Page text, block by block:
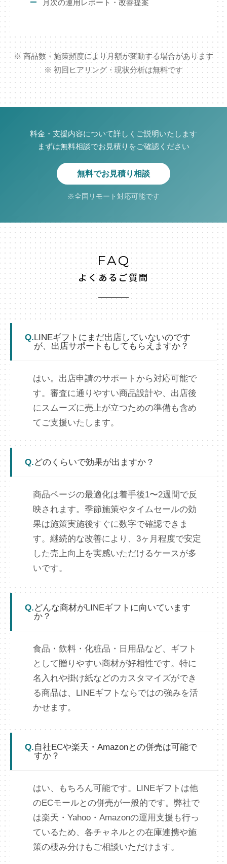
月次の運用レポート・改善提案
※ 商品数・施策頻度により月額が変動する場合があります
※ 初回ヒアリング・現状分析は無料です
料金・支援内容について詳しくご説明いたします
まずは無料相談でお見積りをご確認ください
無料でお見積り相談
※全国リモート対応可能です
FAQ
よくあるご質問
Q.LINEギフトにまだ出店していないのです
が、出店サポートもしてもらえますか？
はい。出店申請のサポートから対応可能で
す。審査に通りやすい商品設計や、出店後
にスムーズに売上が立つための準備も含め
てご支援いたします。
Q.どのくらいで効果が出ますか？
商品ページの最適化は着手後1〜2週間で反
映されます。季節施策やタイムセールの効
果は施策実施後すぐに数字で確認できま
す。継続的な改善により、3ヶ月程度で安定
した売上向上を実感いただけるケースが多
いです。
Q.どんな商材がLINEギフトに向いています
か？
食品・飲料・化粧品・日用品など、ギフト
として贈りやすい商材が好相性です。特に
名入れや掛け紙などのカスタマイズができ
る商品は、LINEギフトならではの強みを活
かせます。
Q.自社ECや楽天・Amazonとの併売は可能で
すか？
はい、もちろん可能です。LINEギフトは他
のECモールとの併売が一般的です。弊社で
は楽天・Yahoo・Amazonの運用支援も行っ
ているため、各チャネルとの在庫連携や施
策の棲み分けもご相談いただけます。